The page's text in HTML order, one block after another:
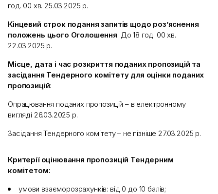
год. 00 хв. 25.03.2025 р.
Кінцевий строк подання запитів щодо роз’яснення
положень цього Оголошення: До 18 год. 00 хв.
22.03.2025 р.
Місце, дата і час розкриття поданих пропозицій та
засідання Тендерного комітету для оцінки поданих
пропозицій:
Опрацювання поданих пропозицій – в електронному
вигляді 26.03.2025 р.
Засідання Тендерного комітету – не пізніше 27.03.2025 р.
Критерії оцінювання пропозицій Тендерним
комітетом:
умови взаєморозрахунків: від 0 до 10 балів;